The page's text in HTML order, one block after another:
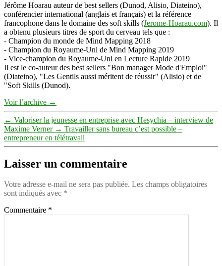
Jérôme Hoarau auteur de best sellers (Dunod, Alisio, Diateino),
conférencier international (anglais et français) et la référence
francophone dans le domaine des soft skills (Jerome-Hoarau.com). Il
a obtenu plusieurs titres de sport du cerveau tels que :
- Champion du monde de Mind Mapping 2018
- Champion du Royaume-Uni de Mind Mapping 2019
- Vice-champion du Royaume-Uni en Lecture Rapide 2019
Il est le co-auteur des best sellers "Bon manager Mode d'Emploi"
(Diateino), "Les Gentils aussi méritent de réussir" (Alisio) et de
"Soft Skills (Dunod).
Voir l’archive →
← Valoriser la jeunesse en entreprise avec Hesychia – interview de
Maxime Verner → Travailler sans bureau c’est possible –
entrepreneur en télétravail
Laisser un commentaire
Votre adresse e-mail ne sera pas publiée. Les champs obligatoires
sont indiqués avec *
Commentaire *